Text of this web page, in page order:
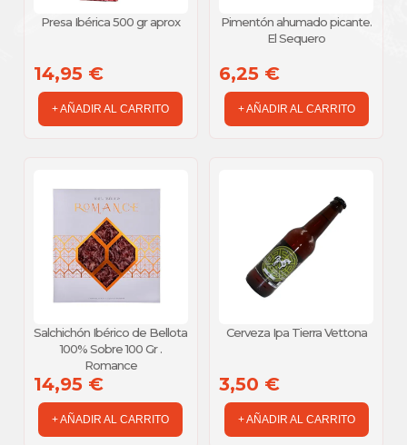
Presa Ibérica 500 gr aprox
14,95 €
+ AÑADIR AL CARRITO
Pimentón ahumado picante.
El Sequero
6,25 €
+ AÑADIR AL CARRITO
Salchichón Ibérico de Bellota
100% Sobre 100 Gr .
Romance
14,95 €
+ AÑADIR AL CARRITO
Cerveza Ipa Tierra Vettona
3,50 €
+ AÑADIR AL CARRITO